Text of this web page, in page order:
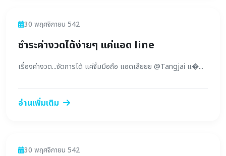
ข่าวสาร
30 พฤศจิกายน 542
ชำระค่างวดได้ง่ายๆ แค่แอด line
เรื่องค่างวด...จัดการได้ แค่จิ้มมือถือ แอดเล๊ยยย @Tangjai แ�...
อ่านเพิ่มเติม
ข่าวสาร
30 พฤศจิกายน 542